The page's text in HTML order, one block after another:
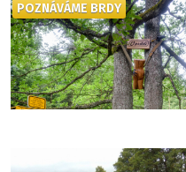
POZNÁVÁME BRDY